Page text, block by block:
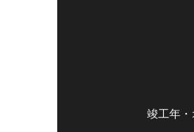
竣工年・